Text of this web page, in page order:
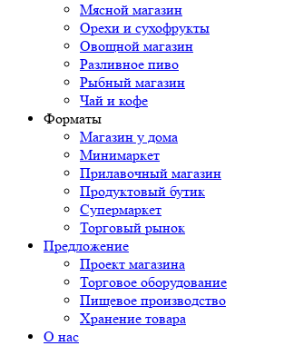
Мясной магазин
Орехи и сухофрукты
Овощной магазин
Разливное пиво
Рыбный магазин
Чай и кофе
Форматы
Магазин у дома
Минимаркет
Прилавочный магазин
Продуктовый бутик
Супермаркет
Торговый рынок
Предложение
Проект магазина
Торговое оборудование
Пищевое производство
Хранение товара
О нас